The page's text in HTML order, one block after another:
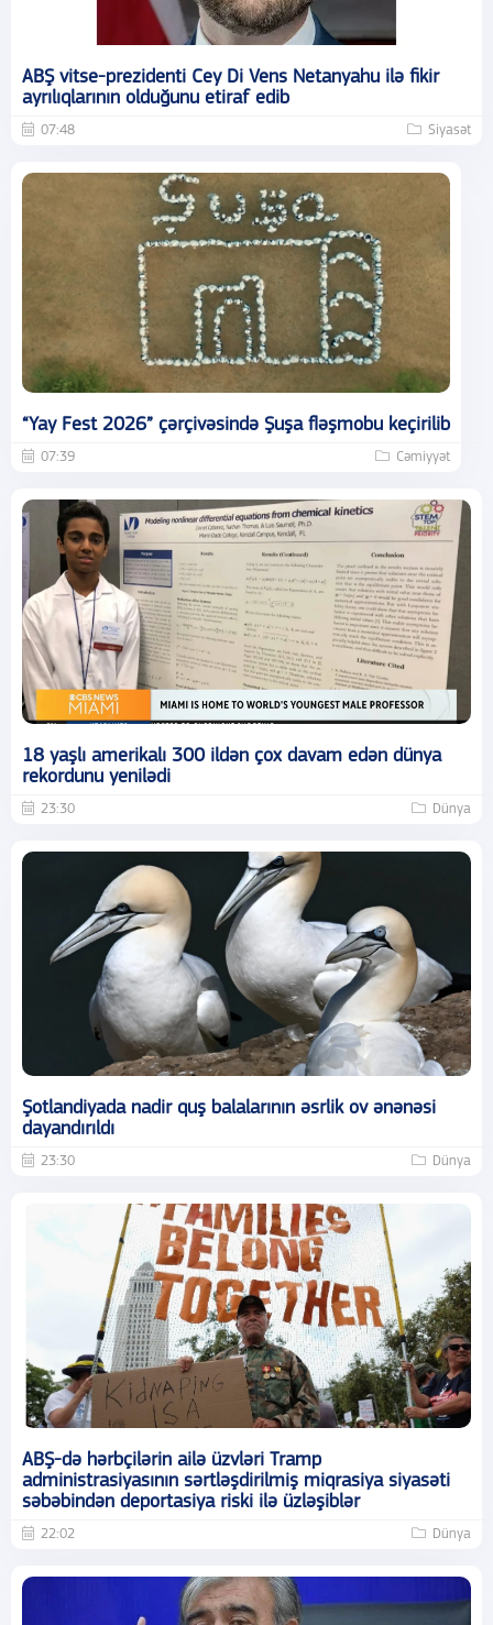
ABŞ vitse-prezidenti Cey Di Vens Netanyahu ilə fikir
ayrılıqlarının olduğunu etiraf edib
07:48 Siyasət
“Yay Fest 2026” çərçivəsində Şuşa fləşmobu keçirilib
07:39 Cəmiyyət
18 yaşlı amerikalı 300 ildən çox davam edən dünya
rekordunu yenilədi
23:30 Dünya
Şotlandiyada nadir quş balalarının əsrlik ov ənənəsi
dayandırıldı
23:30 Dünya
ABŞ-də hərbçilərin ailə üzvləri Tramp
administrasiyasının sərtləşdirilmiş miqrasiya siyasəti
səbəbindən deportasiya riski ilə üzləşiblər
22:02 Dünya